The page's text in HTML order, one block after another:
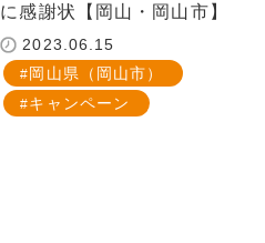
に感謝状【岡山・岡山市】
2023.06.15
岡山県（岡山市）
キャンペーン